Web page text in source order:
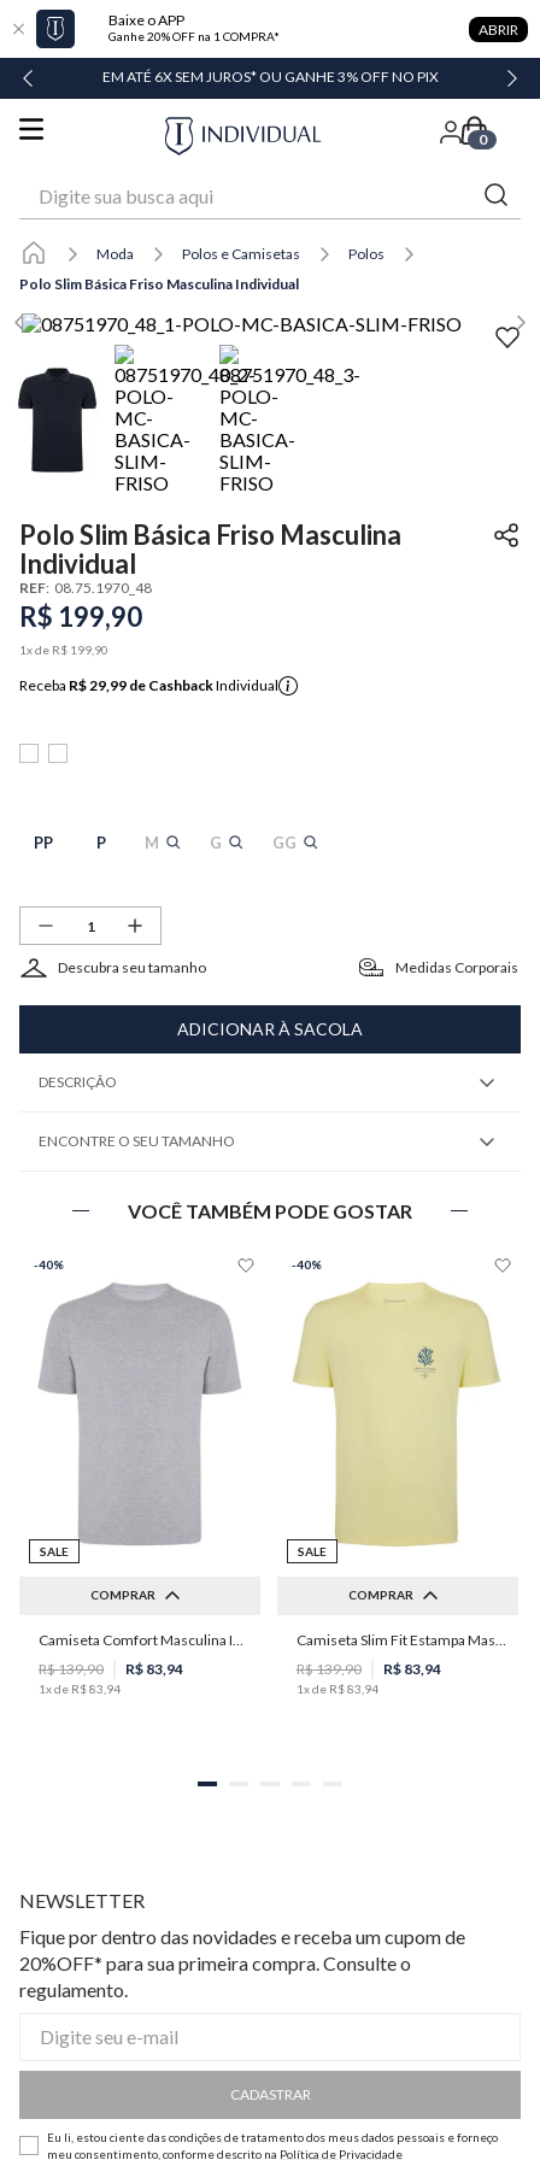
Baixe o APP
Ganhe 20% OFF na 1 COMPRA* ABRIR
EM ATÉ 6X SEM JUROS* OU GANHE 3% OFF NO PIX
0
Moda Polos e Camisetas
Polos
Polo Slim Básica Friso Masculina Individual
Polo Slim Básica Friso Masculina
Individual
REF: 08.75.1970_48
R$ 199,90
1x de R$ 199 90
Receba R$ 29,99 de CashbackIndividual
PP P M G GG
Descubra seu tamanho Medidas Corporais
ADICIONAR À SACOLA
DESCRIÇÃO
ENCONTRE O SEU TAMANHO
VOCÊ TAMBÉM PODE GOSTAR
-40%
SALE
COMPRAR
P M G GG
R$139,90 R$ 83, 94
1x de R$83 94
-40%
SALE
COMPRAR
PP P M
R$139,90 R$ 83, 94
1x de R$83 94
NEWSLETTER
Fique por dentro das novidades e receba um cupom de
20%OFF* para sua primeira compra. Consulte o
regulamento.
CADASTRAR
Eu li, estou ciente das condições de tratamento dos meus dados pessoais e forneço
meu consentimento, conforme descrito na Política de Privacidade